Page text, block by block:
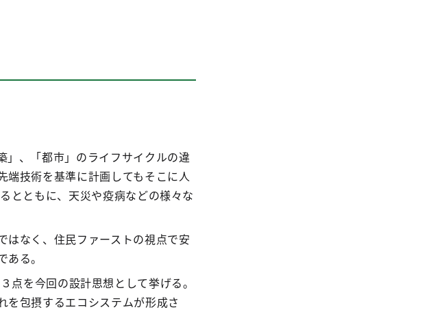
」、「都市」のライフサイクルの違
端技術を基準に計画してもそこに人
とともに、天災や疫病などの様々な
はなく、住民ファーストの視点で安
る。
点を今回の設計思想として挙げる。
を包摂するエコシステムが形成さ